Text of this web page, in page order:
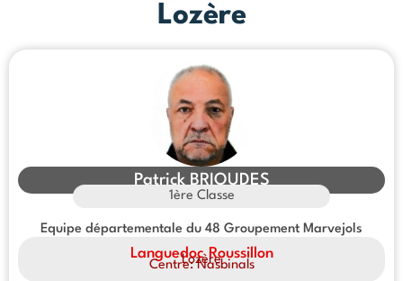
Lozère
Patrick BRIOUDES
1ère Classe
Equipe départementale du 48 Groupement Marvejols
Languedoc Roussillon
Lozère
Centre: Nasbinals